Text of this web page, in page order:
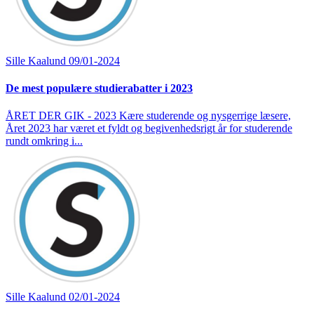
Sille Kaalund 09/01-2024
De mest populære studierabatter i 2023
ÅRET DER GIK - 2023 Kære studerende og nysgerrige læsere,
Året 2023 har været et fyldt og begivenhedsrigt år for studerende
rundt omkring i...
Sille Kaalund 02/01-2024